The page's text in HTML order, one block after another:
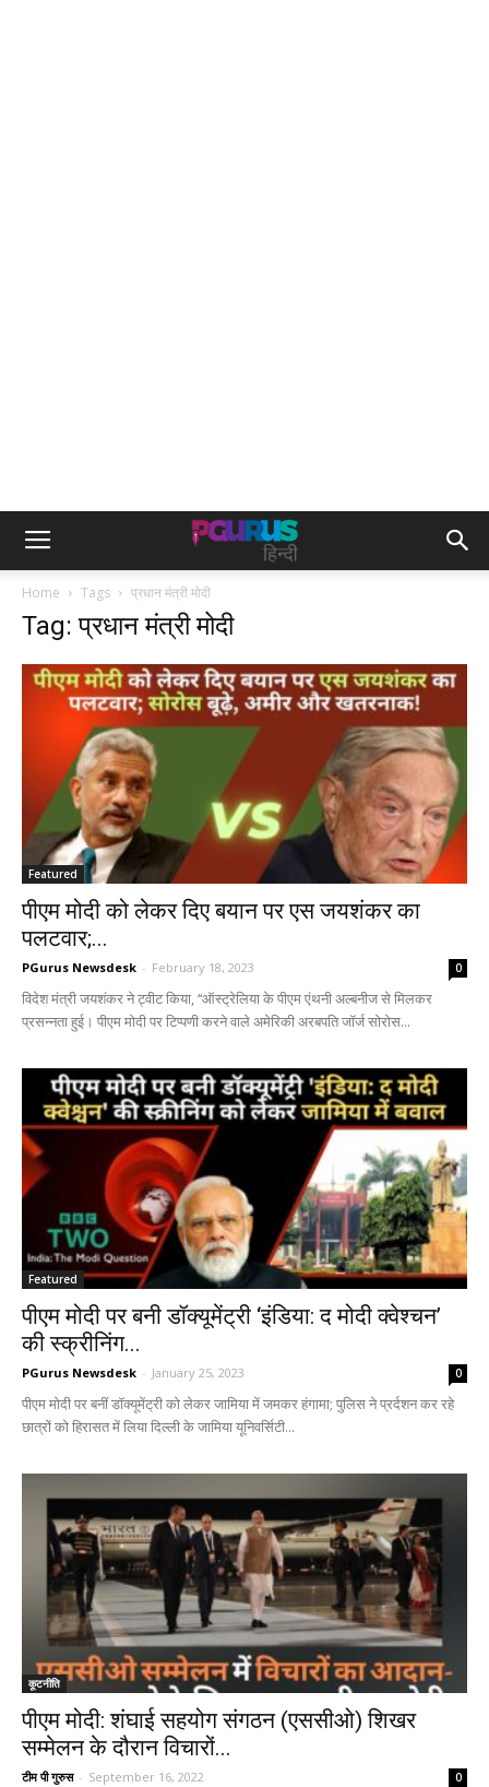
Home Tags प्रधान मंत्री मोदी
Tag: प्रधान मंत्री मोदी
Featured
पीएम मोदी को लेकर दिए बयान पर एस जयशंकर का
पलटवार;...
PGurus Newsdesk - February 18, 2023 0
विदेश मंत्री जयशंकर ने ट्वीट किया, ‘‘ऑस्ट्रेलिया के पीएम एंथनी अल्बनीज से मिलकर
प्रसन्नता हुई। पीएम मोदी पर टिप्पणी करने वाले अमेरिकी अरबपति जॉर्ज सोरोस...
Featured
पीएम मोदी पर बनी डॉक्यूमेंट्री ‘इंडिया: द मोदी क्वेश्चन’
की स्क्रीनिंग...
PGurus Newsdesk - January 25, 2023 0
पीएम मोदी पर बनीं डॉक्यूमेंट्री को लेकर जामिया में जमकर हंगामा; पुलिस ने प्रर्दशन कर रहे
छात्रों को हिरासत में लिया दिल्ली के जामिया यूनिवर्सिटी...
कूटनीति
पीएम मोदी: शंघाई सहयोग संगठन (एससीओ) शिखर
सम्मेलन के दौरान विचारों...
टीम पी गुरुस - September 16, 2022 0